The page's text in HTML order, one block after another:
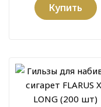
Купить